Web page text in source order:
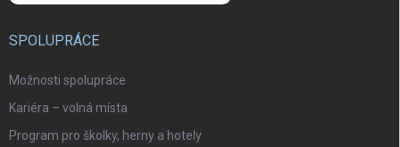
SPOLUPRÁCE
Možnosti spolupráce
Kariéra – volná místa
Program pro školky, herny a hotely